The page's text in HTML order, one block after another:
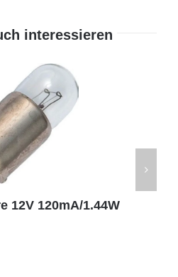
interessieren
12V 120mA/1.44W